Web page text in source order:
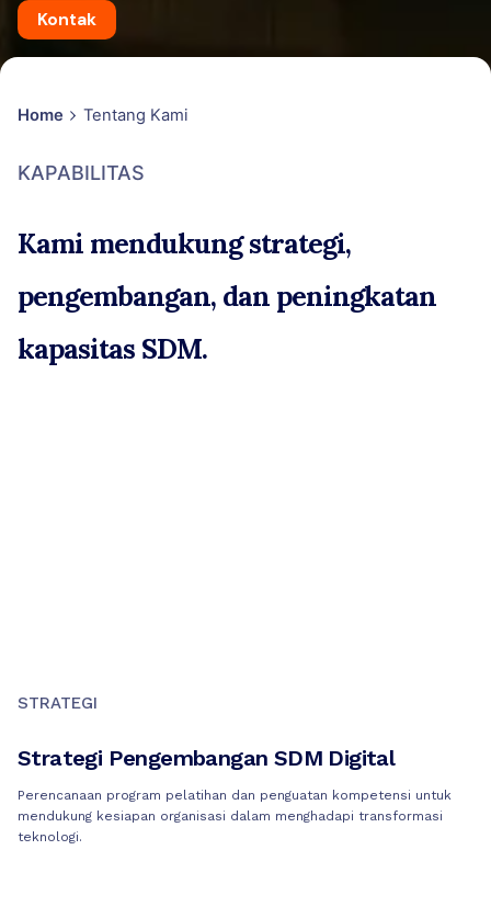
Kontak
Home Tentang Kami
KAPABILITAS
Kami mendukung strategi,
pengembangan, dan peningkatan
kapasitas SDM.
STRATEGI
Strategi Pengembangan SDM Digital
Perencanaan program pelatihan dan penguatan kompetensi untuk
mendukung kesiapan organisasi dalam menghadapi transformasi
teknologi.